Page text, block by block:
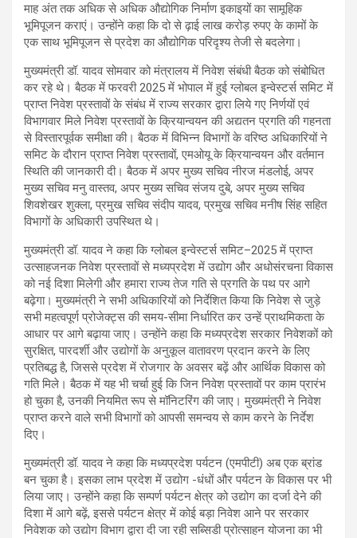
माह अंत तक अधिक से अधिक औद्योगिक निर्माण इकाइयों का सामूहिक
भूमिपूजन कराएं। उन्होंने कहा कि दो से ढ़ाई लाख करोड़ रुपए के कामों के
एक साथ भूमिपूजन से प्रदेश का औद्योगिक परिदृश्य तेजी से बदलेगा।
मुख्यमंत्री डॉ. यादव सोमवार को मंत्रालय में निवेश संबंधी बैठक को संबोधित
कर रहे थे। बैठक में फरवरी 2025 में भोपाल में हुई ग्लोबल इन्वेस्टर्स समिट में
प्राप्त निवेश प्रस्तावों के संबंध में राज्य सरकार द्वारा लिये गए निर्णयों एवं
विभागवार मिले निवेश प्रस्तावों के क्रियान्वयन की अद्यतन प्रगति की गहनता
से विस्तारपूर्वक समीक्षा की। बैठक में विभिन्न विभागों के वरिष्ठ अधिकारियों ने
समिट के दौरान प्राप्त निवेश प्रस्तावों, एमओयू के क्रियान्वयन और वर्तमान
स्थिति की जानकारी दी। बैठक में अपर मुख्य सचिव नीरज मंडलोई, अपर
मुख्य सचिव मनु वास्तव, अपर मुख्य सचिव संजय दुबे, अपर मुख्य सचिव
शिवशेखर शुक्ला, प्रमुख सचिव संदीप यादव, प्रमुख सचिव मनीष सिंह सहित
विभागों के अधिकारी उपस्थित थे।
मुख्यमंत्री डॉ. यादव ने कहा कि ग्लोबल इन्वेस्टर्स समिट–2025 में प्राप्त
उत्साहजनक निवेश प्रस्तावों से मध्यप्रदेश में उद्योग और अधोसंरचना विकास
को नई दिशा मिलेगी और हमारा राज्य तेज गति से प्रगति के पथ पर आगे
बढ़ेगा। मुख्यमंत्री ने सभी अधिकारियों को निर्देशित किया कि निवेश से जुड़े
सभी महत्वपूर्ण प्रोजेक्ट्स की समय-सीमा निर्धारित कर उन्हें प्राथमिकता के
आधार पर आगे बढ़ाया जाए। उन्होंने कहा कि मध्यप्रदेश सरकार निवेशकों को
सुरक्षित, पारदर्शी और उद्योगों के अनुकूल वातावरण प्रदान करने के लिए
प्रतिबद्ध है, जिससे प्रदेश में रोजगार के अवसर बढ़ें और आर्थिक विकास को
गति मिले। बैठक में यह भी चर्चा हुई कि जिन निवेश प्रस्तावों पर काम प्रारंभ
हो चुका है, उनकी नियमित रूप से मॉनिटरिंग की जाए। मुख्यमंत्री ने निवेश
प्राप्त करने वाले सभी विभागों को आपसी समन्वय से काम करने के निर्देश
दिए।
मुख्यमंत्री डॉ. यादव ने कहा कि मध्यप्रदेश पर्यटन (एमपीटी) अब एक ब्रांड
बन चुका है। इसका लाभ प्रदेश में उद्योग -धंधों और पर्यटन के विकास पर भी
लिया जाए। उन्होंने कहा कि सम्पर्ण पर्यटन क्षेत्र को उद्योग का दर्जा देने की
दिशा में आगे बढ़ें, इससे पर्यटन क्षेत्र में कोई बड़ा निवेश आने पर सरकार
निवेशक को उद्योग विभाग द्वारा दी जा रही सब्सिडी प्रोत्साहन योजना का भी